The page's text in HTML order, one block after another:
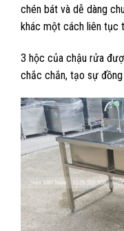
chén bát và dễ dàng
khác một cách liên tục
3 hộc của chậu rửa
chắc chắn, tạo sự